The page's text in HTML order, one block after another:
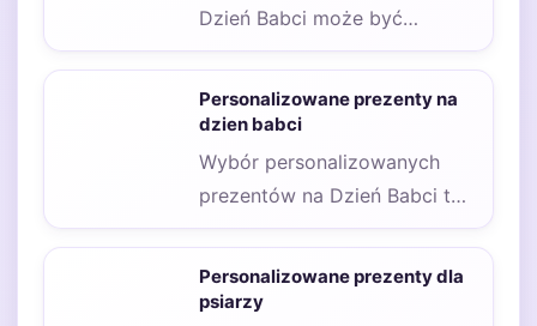
Dzień Babci może być
wyzwaniem, szczególnie gdy
chcemy, aby był on…
Personalizowane prezenty na
dzien babci
Wybór personalizowanych
prezentów na Dzień Babci to
zadanie, które może sprawić
wiele radości zarówno
osobie…
Personalizowane prezenty dla
psiarzy